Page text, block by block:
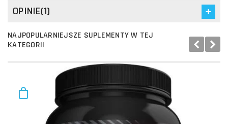
OPINIE(1)
NAJPOPULARNIEJSZE SUPLEMENTY W TEJ
KATEGORII